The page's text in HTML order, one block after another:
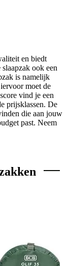
en biedt
ook een
is namelijk
moet de
vind je een
prijsklassen. De
die aan jouw
past. Neem